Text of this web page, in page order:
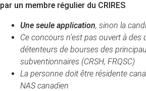
par un membre régulier du CRIRES.
Une seule application, sinon la
Ce concours n'est pas ouvert à des
détenteurs de bourses des
subventionnaires (CRSH, FRQSC)
La personne doit être résidente
NAS canadien